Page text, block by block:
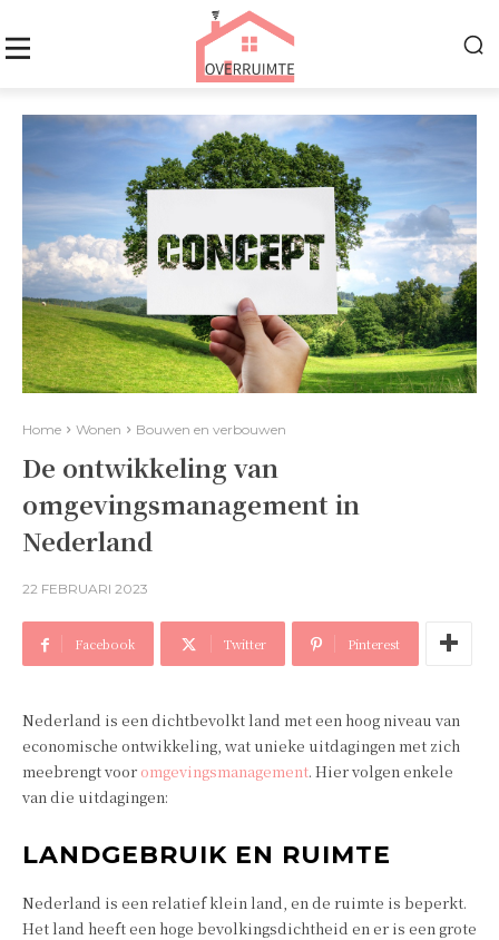
Home Wonen Bouwen en verbouwen
De ontwikkeling van
omgevingsmanagement in
Nederland
22 FEBRUARI 2023
Facebook Twitter Pinterest
Nederland is een dichtbevolkt land met een hoog niveau van
economische ontwikkeling, wat unieke uitdagingen met zich
meebrengt voor omgevingsmanagement. Hier volgen enkele
van die uitdagingen:
LANDGEBRUIK EN RUIMTE
Nederland is een relatief klein land, en de ruimte is beperkt.
Het land heeft een hoge bevolkingsdichtheid en er is een grote